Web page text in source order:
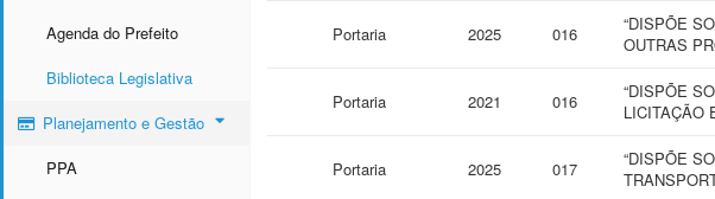
Agenda do Prefeito
Biblioteca Legislativa
Planejamento e Gestão
PPA
Portaria 2025 016
“DISPÕE
OUTRAS
Portaria 2021 016
“DISPÕE
LICITAÇÃO
Portaria 2025 017
“DISPÕE